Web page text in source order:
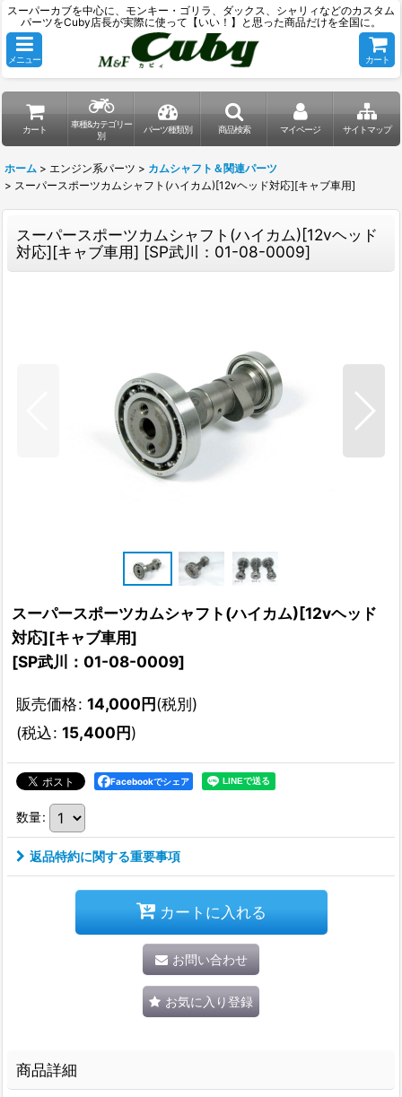
スーパーカブを中心に、モンキー・ゴリラ、ダックス、シャリィなどのカスタム
パーツをCuby店長が実際に使って【いい！】と思った商品だけを全国に。
メニュー カート
カート
車種&カテゴリー
別
パーツ種類別 商品検索 マイページ サイトマップ
ホーム > エンジン系パーツ > カムシャフト＆関連パーツ
> スーパースポーツカムシャフト(ハイカム)[12vヘッド対応][キャブ車用]
スーパースポーツカムシャフト(ハイカム)[12vヘッド
対応][キャブ車用] [SP武川：01-08-0009]
スーパースポーツカムシャフト(ハイカム)[12vヘッド
対応][キャブ車用]
[SP武川：01-08-0009]
販売価格: 14,000円(税別)
(税込: 15,400円)
Facebookでシェア
数量:
返品特約に関する重要事項
カートに入れる
お問い合わせ
お気に入り登録
商品詳細